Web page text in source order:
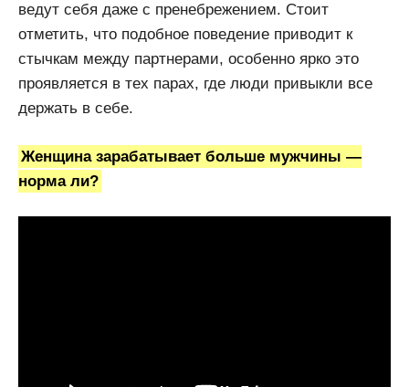
ведут себя даже с пренебрежением. Стоит
отметить, что подобное поведение приводит к
стычкам между партнерами, особенно ярко это
проявляется в тех парах, где люди привыкли все
держать в себе.
Женщина зарабатывает больше мужчины —
норма ли?